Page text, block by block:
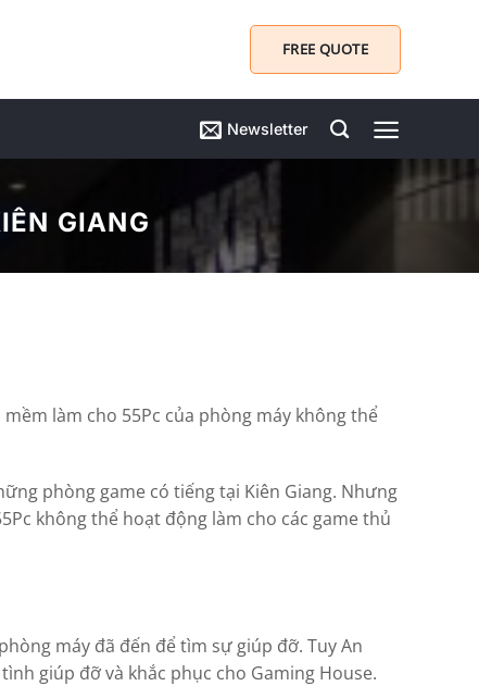
FREE QUOTE
Newsletter
GIANG
làm cho 55Pc của phòng máy không thể
phòng game có tiếng tại Kiên Giang. Nhưng
không thể hoạt động làm cho các game thủ
máy đã đến để tìm sự giúp đỡ. Tuy An
giúp đỡ và khắc phục cho Gaming House.